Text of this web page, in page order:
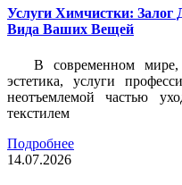
Услуги Химчистки: Залог
Вида Ваших Вещей
В современном мире,
эстетика, услуги
неотъемлемой частью
текстилем
Подробнее
14.07.2026